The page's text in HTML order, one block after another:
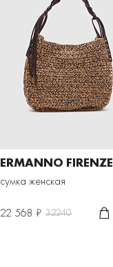
ERMANNO FIRENZE
сумка женская
22 568 ₽ 32240